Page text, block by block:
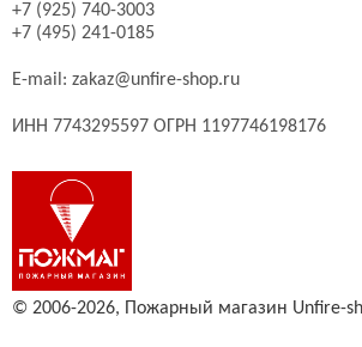
+7 (925) 740-3003
+7 (495) 241-0185
E-mail: zakaz@unfire-shop.ru
ИНН 7743295597 ОГРН 1197746198176
© 2006-2026, Пожарный магазин Unfire-